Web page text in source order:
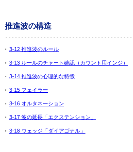
推進波の構造
3-12 推進波のルール
3-13 ルールのチャート確認（カウント用インジ）
3-14 推進波の心理的な特徴
3-15 フェイラー
3-16 オルタネーション
3-17 波の延長「エクステンション」
3-18 ウェッジ「ダイアゴナル」